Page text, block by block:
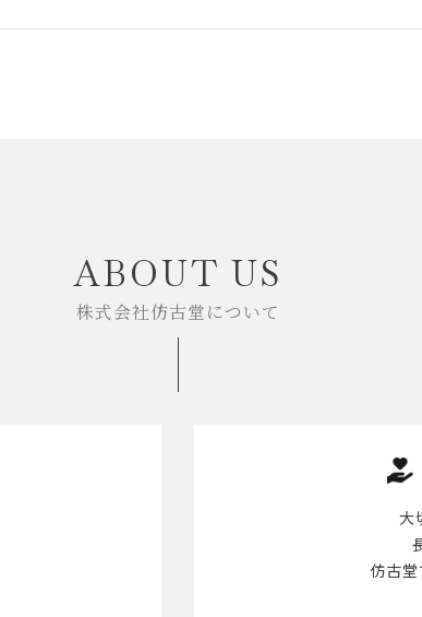
ABOUT US
株式会社仿古堂について
大
仿古堂